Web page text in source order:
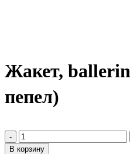
Жакет,
пепел)
-
В корзину